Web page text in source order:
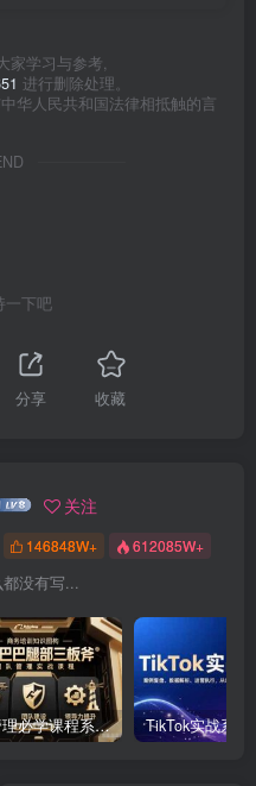
家学习与参考,
进行删除处理。
华人民共和国法律相抵触的言
一下吧
分享 收藏
关注
146848W+ 612085W+
没有写...
团队管理必学课程系列，阿里巴巴“腿部三板斧”